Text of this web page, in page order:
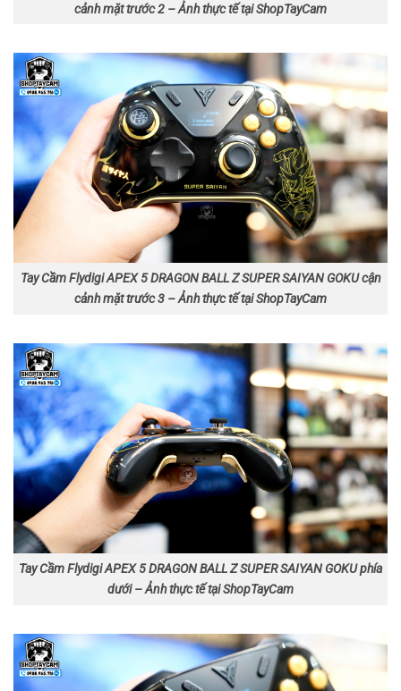
cảnh mặt trước 2 – Ảnh thực tế tại ShopTayCam
Tay Cầm Flydigi APEX 5 DRAGON BALL Z SUPER SAIYAN GOKU cận
cảnh mặt trước 3 – Ảnh thực tế tại ShopTayCam
Tay Cầm Flydigi APEX 5 DRAGON BALL Z SUPER SAIYAN GOKU phía
dưới – Ảnh thực tế tại ShopTayCam